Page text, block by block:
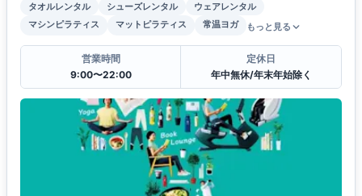
タオルレンタル シューズレンタル
ウェアレンタル
マシンピラティス
マットピラティス 常温ヨガ もっと見る
営業時間
9:00〜22:00
定休日
年中無休/年末年始除く